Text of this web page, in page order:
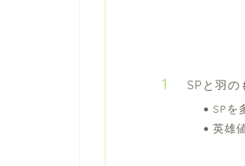
SPと羽の
SPを
英雄